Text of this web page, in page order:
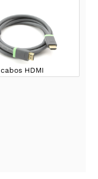
cabos HDMI